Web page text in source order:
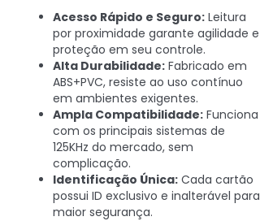
Acesso Rápido e Seguro: Leitura
por proximidade garante agilidade e
proteção em seu controle.
Alta Durabilidade: Fabricado em
ABS+PVC, resiste ao uso contínuo
em ambientes exigentes.
Ampla Compatibilidade: Funciona
com os principais sistemas de
125KHz do mercado, sem
complicação.
Identificação Única: Cada cartão
possui ID exclusivo e inalterável para
maior segurança.